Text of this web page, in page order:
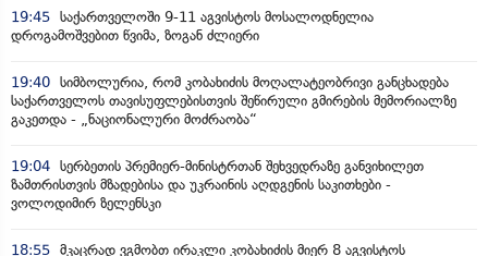
19:45 საქართველოში 9-11 აგვისტოს მოსალოდნელია
დროგამოშვებით წვიმა, ზოგან ძლიერი
19:40 სიმბოლურია, რომ კობახიძის მოღალატეობრივი განცხადება
საქართველოს თავისუფლებისთვის შეწირული გმირების მემორიალზე
გაკეთდა - „ნაციონალური მოძრაობა“
19:04 სერბეთის პრემიერ-მინისტრთან შეხვედრაზე განვიხილეთ
ზამთრისთვის მზადებისა და უკრაინის აღდგენის საკითხები -
ვოლოდიმირ ზელენსკი
18:55 მკაცრად ვგმობთ ირაკლი კობახიძის მიერ 8 აგვისტოს